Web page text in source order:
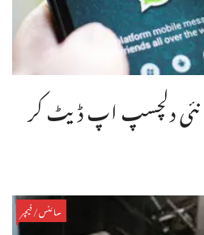
دلچسپ اپ ڈیٹ کر
سائنس/فیچر